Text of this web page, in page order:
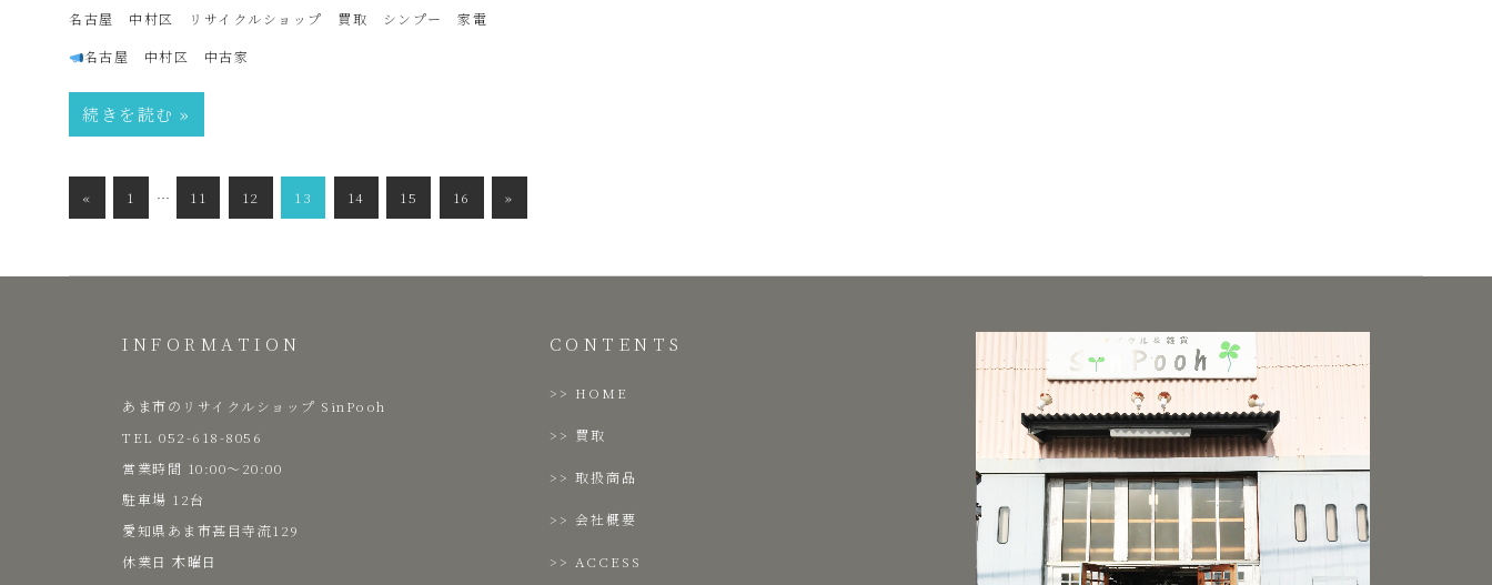
い
お
し
ゃ
れ
名古屋 中村区 リサイクルショップ 買取 シンプー 家電
名古屋 中村区 中古家
続きを読む
稿
« 1 … 11 12 13 14 15 16
次
»
INFORMATION
あま市のリサイクルショップ SinPooh
TEL 052-618-8056
​営業時間 10:00～20:00
駐車場 12台
愛知県あま市甚目寺流129
​休業日 木曜日
CONTENTS
HOME
買取
取扱商品
会社概要
ACCESS